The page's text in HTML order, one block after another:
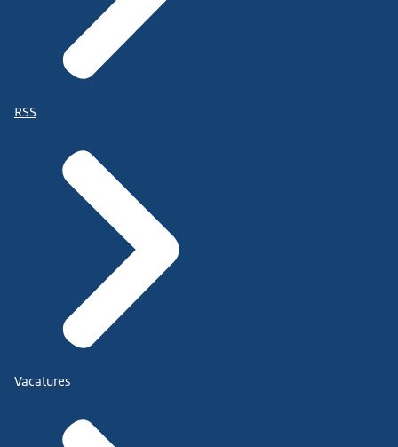
RSS
Vacatures